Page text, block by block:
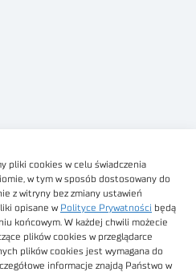
pliki cookies w celu świadczenia
w tym w sposób dostosowany do
z witryny bez zmiany ustawień
opisane w Polityce Prywatności będą
końcowym. W każdej chwili możecie
plików cookies w przeglądarce
plików cookies jest wymagana do
informacje znajdą Państwo w